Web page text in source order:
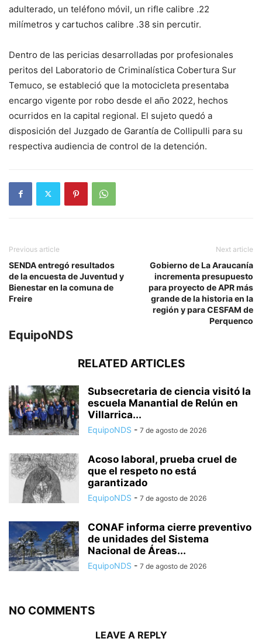
adulterado, un teléfono móvil, un rifle calibre .22
milímetros y cartuchos calibre .38 sin percutir.
Dentro de las pericias desarrolladas por profesionales
peritos del Laboratorio de Criminalística Cobertura Sur
Temuco, se estableció que la motocicleta presentaba
encargo vigente por robo desde el año 2022, hechos
ocurridos en la capital regional. El sujeto quedó a
disposición del Juzgado de Garantía de Collipulli para su
respectiva audiencia de control de la detención.
Previous article
SENDA entregó resultados
de la encuesta de Juventud y
Bienestar en la comuna de
Freire
Next article
Gobierno de La Araucanía
incrementa presupuesto
para proyecto de APR más
grande de la historia en la
región y para CESFAM de
Perquenco
EquipoNDS
RELATED ARTICLES
Subsecretaria de ciencia visitó la
escuela Manantial de Relún en
Villarrica...
EquipoNDS - 7 de agosto de 2026
Acoso laboral, prueba cruel de
que el respeto no está
garantizado
EquipoNDS - 7 de agosto de 2026
CONAF informa cierre preventivo
de unidades del Sistema
Nacional de Áreas...
EquipoNDS - 7 de agosto de 2026
NO COMMENTS
LEAVE A REPLY